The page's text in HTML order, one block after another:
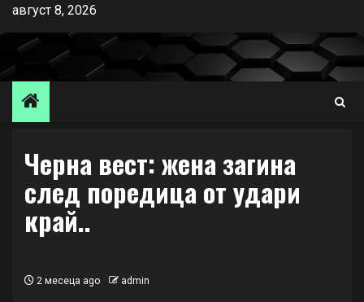
Skip
content
август 8, 2026
Черна вест: жена загина
след поредица от удари
край..
2 месеца ago admin